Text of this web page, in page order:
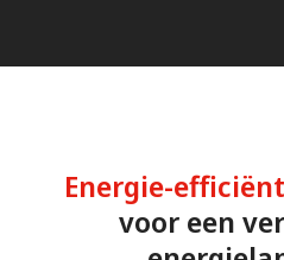
Energie-
voor een